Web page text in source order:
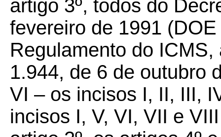
artigo 3º, todos do
fevereiro de 1991
Regulamento do
1.944, de 6 de outubro
VI – os incisos I, II, III,
incisos I, V, VI, VII e